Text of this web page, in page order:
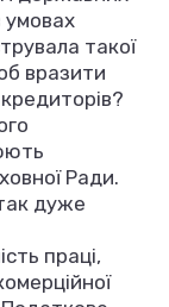
умовах
такої
вразити
Ради.
дуже
праці,